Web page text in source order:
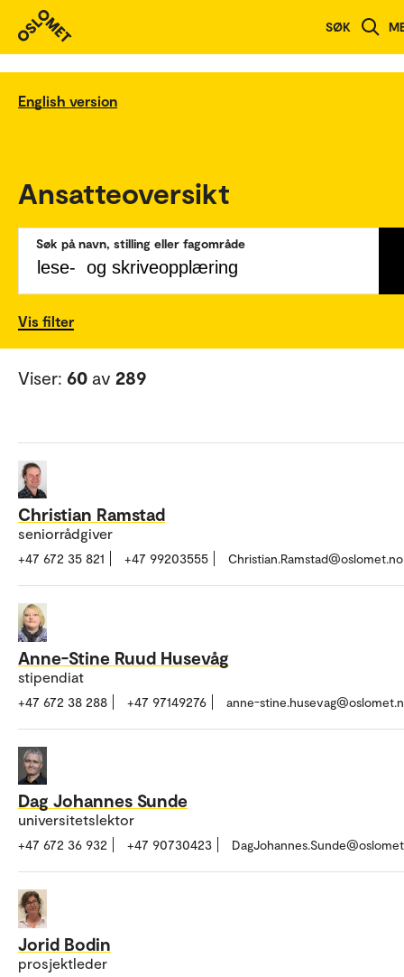
SØK
English version
Ansatteoversikt
Søk på navn, stilling eller fagområde
Vis filter
Viser: 60 av 289
Christian Ramstad
seniorrådgiver
+47 672 35 821 +47 99203555 Christian.Ramstad@oslomet.no
Anne-Stine Ruud Husevåg
stipendiat
+47 672 38 288 +47 97149276 anne-
Dag Johannes Sunde
universitetslektor
+47 672 36 932 +47 90730423
Jorid Bodin
prosjektleder